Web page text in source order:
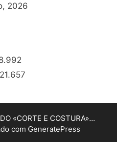
2026
«CORTE E COSTURA»…
com GeneratePress